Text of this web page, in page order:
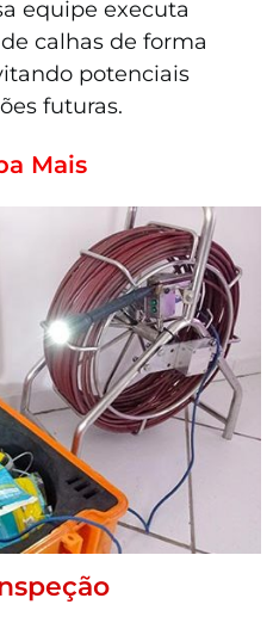
equipe executa
calhas de forma
potenciais
futuras.
Mais